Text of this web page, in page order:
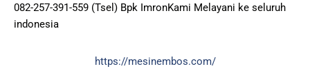
082-257-391-559 (Tsel) Bpk ImronKami Melayani ke seluruh
indonesia
https://mesinembos.com/